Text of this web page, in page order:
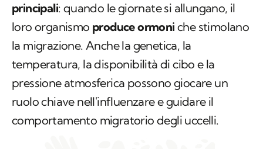
principali: quando le giornate si allungano, il
loro organismo produce ormoni che stimolano
la migrazione. Anche la genetica, la
temperatura, la disponibilità di cibo e la
pressione atmosferica possono giocare un
ruolo chiave nell'influenzare e guidare il
comportamento migratorio degli uccelli.